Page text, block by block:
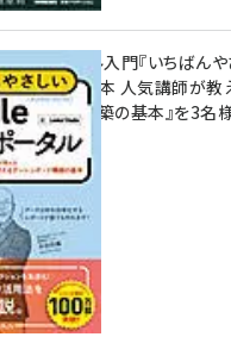
無料BIツール入門『いちばん
ポータルの教本 人気講師が教
シュボード構築の基本』を3名
7月31日 10:00